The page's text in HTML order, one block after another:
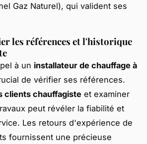
Gaz Naturel), qui valident ses
les références et l'historique
à un installateur de chauffage à
de vérifier ses références.
clients chauffagiste et examiner
peut révéler la fiabilité et
Les retours d'expérience de
fournissent une précieuse